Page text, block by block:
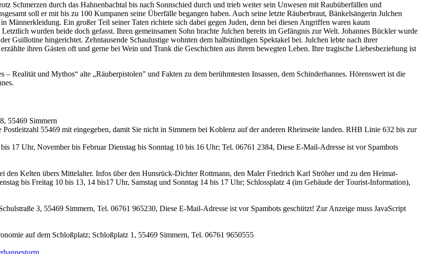
Schmerzen durch das Hahnenbachtal bis nach Sonnschied durch und trieb weiter sein Unwesen mit Raubüberfällen und
soll er mit bis zu 100 Kumpanen seine Überfälle begangen haben. Auch seine letzte Räuberbraut, Bänkelsängerin Julchen
Männerkleidung. Ein großer Teil seiner Taten richtete sich dabei gegen Juden, denn bei diesen Angriffen waren kaum
wurden beide doch gefasst. Ihren gemeinsamen Sohn brachte Julchen bereits im Gefängnis zur Welt. Johannes Bückler wurde
Guillotine hingerichtet. Zehntausende Schaulustige wohnten dem halbstündigen Spektakel bei. Julchen lebte nach ihrer
ihren Gästen oft und gerne bei Wein und Trank die Geschichten aus ihrem bewegten Leben. Ihre tragische Liebesbeziehung ist
Realität und Mythos“ alte „Räuberpistolen" und Fakten zu dem berühmtesten Insassen, dem Schinderhannes. Hörenswert ist die
55469 Simmern
55469 mit eingegeben, damit Sie nicht in Simmern bei Koblenz auf der anderen Rheinseite landen. RHB Linie 632 bis zur
17 Uhr, November bis Februar Dienstag bis Sonntag 10 bis 16 Uhr; Tel. 06761 2384, Diese E-Mail-Adresse ist vor Spambots
den Kelten übers Mittelalter. Infos über den Hunsrück-Dichter Rottmann, den Maler Friedrich Karl Ströher und zu den Heimat-
bis Freitag 10 bis 13, 14 bis17 Uhr, Samstag und Sonntag 14 bis 17 Uhr; Schlossplatz 4 (im Gebäude der Tourist-Information),
3, 55469 Simmern, Tel. 06761 965230, Diese E-Mail-Adresse ist vor Spambots geschützt! Zur Anzeige muss JavaScript
auf dem Schloßplatz; Schloßplatz 1, 55469 Simmern, Tel. 06761 9650555